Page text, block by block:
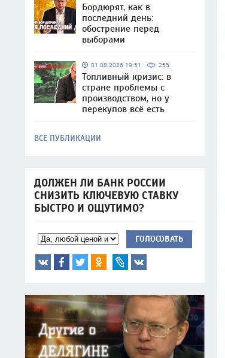
Бордюрят, как в
последний день:
обострение перед
выборами
01.08.2026 19:51 255
Топливный кризис: в
стране проблемы с
производством, но у
перекупов всё есть
ВСЕ ПУБЛИКАЦИИ
ДОЛЖЕН ЛИ БАНК РОССИИ
СНИЗИТЬ КЛЮЧЕВУЮ СТАВКУ
БЫСТРО И ОЩУТИМО?
ГОЛОСОВАТЬ